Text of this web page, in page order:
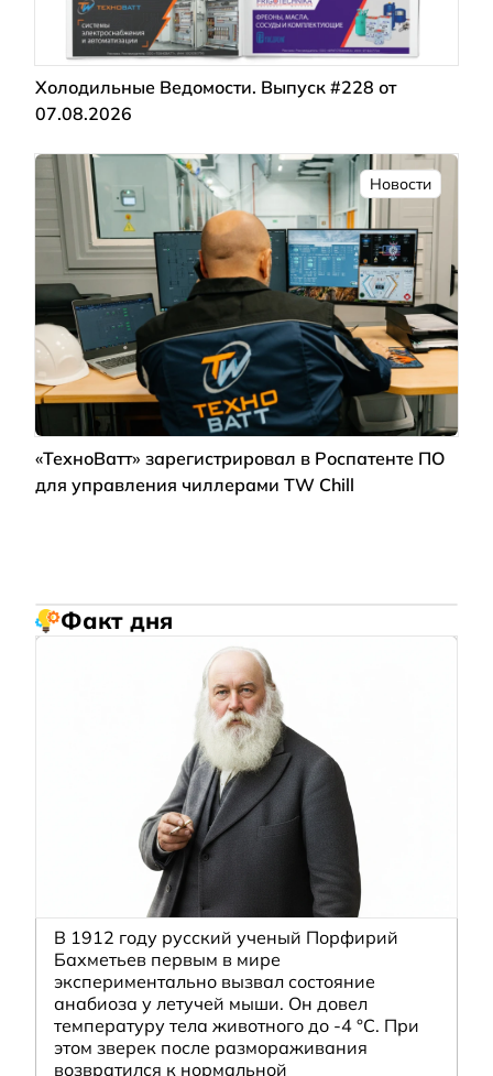
Холодильные Ведомости. Выпуск #228 от
07.08.2026
Новости
«ТехноВатт» зарегистрировал в Роспатенте ПО
для управления чиллерами TW Chill
Факт дня
В 1912 году русский ученый Порфирий
Бахметьев первым в мире
экспериментально вызвал состояние
анабиоза у летучей мыши. Он довел
температуру тела животного до -4 °C. При
этом зверек после размораживания
возвратился к нормальной